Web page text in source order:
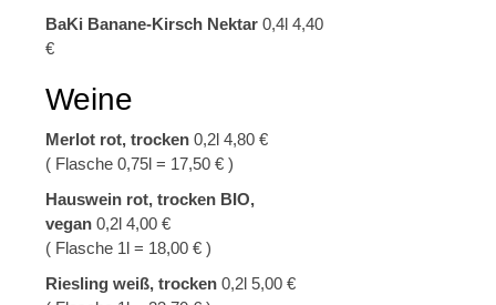
BaKi Banane-Kirsch Nektar 0,4l 4,40
€
Weine
Merlot rot, trocken 0,2l 4,80 €
( Flasche 0,75l = 17,50 € )
Hauswein rot, trocken BIO,
vegan 0,2l 4,00 €
( Flasche 1l = 18,00 € )
Riesling weiß, trocken 0,2l 5,00 €